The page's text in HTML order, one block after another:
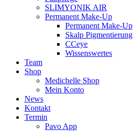
SLIMYONIK AIR
Permanent Make-Up
Permanent Make-Up
Skalp Pigmentierung
CCeye
Wissenswertes
Team
Shop
Medichelle Shop
Mein Konto
News
Kontakt
Termin
Pavo App